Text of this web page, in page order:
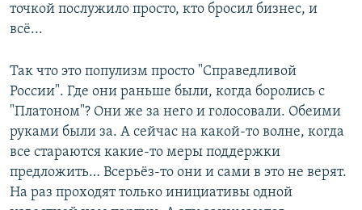
точкой послужило просто, кто бросил бизнес, и
всё...
Так что это популизм просто "Справедливой
России". Где они раньше были, когда боролись с
"Платоном"? Они же за него и голосовали. Обеими
руками были за. А сейчас на какой-то волне, когда
все стараются какие-то меры поддержки
предложить… Всерьёз-то они и сами в это не верят.
На раз проходят только инициативы одной